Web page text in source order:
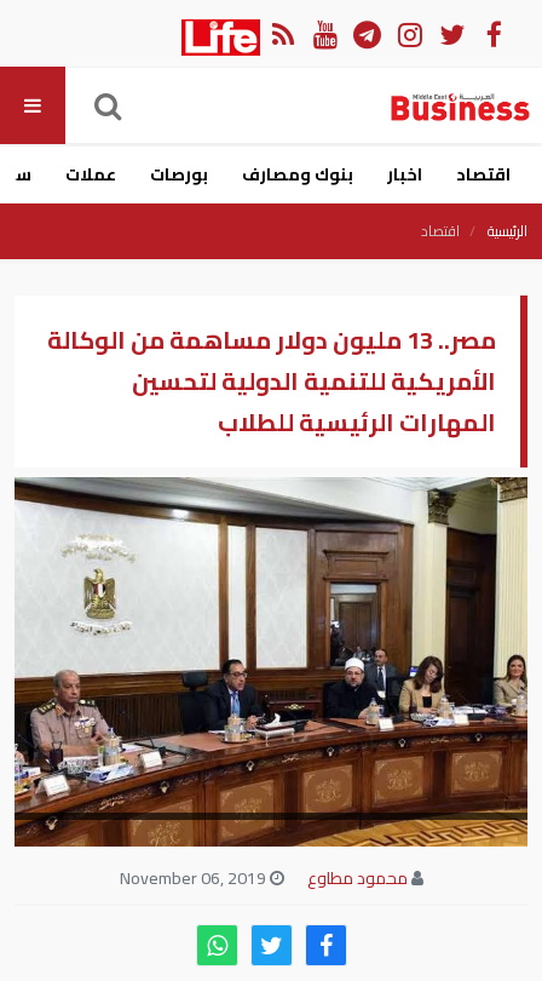
اقتصاد اخبار بنوك ومصارف بورصات عملات
الرئيسية اقتصاد
مصر.. 13 مليون دولار مساهمة من الوكالة
الأمريكية للتنمية الدولية لتحسين
المهارات الرئيسية للطلاب
محمود مطاوع